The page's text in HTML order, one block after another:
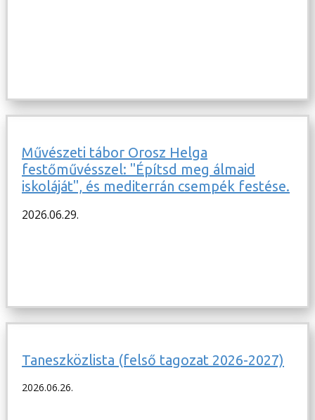
Művészeti tábor Orosz Helga
festőművésszel: "Építsd meg álmaid
iskoláját", és mediterrán csempék festése.
2026.06.29.
Taneszközlista (felső tagozat 2026-2027)
2026.06.26.